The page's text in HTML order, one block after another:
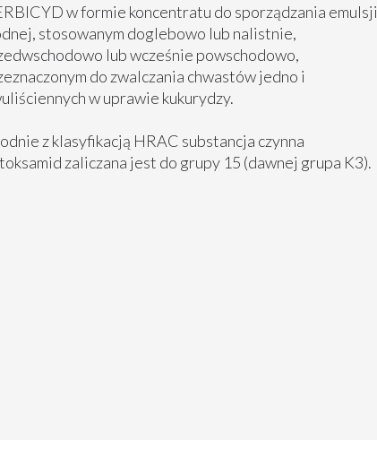
w formie koncentratu do sporządzania emulsji
stosowanym doglebowo lub nalistnie,
lub wcześnie powschodowo,
do zwalczania chwastów jedno i
w uprawie kukurydzy.
z klasyfikacją HRAC substancja czynna
zaliczana jest do grupy 15 (dawnej grupa K3).